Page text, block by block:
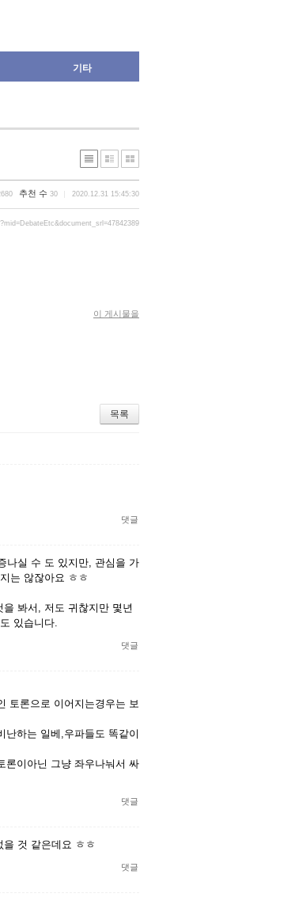
기타
추천 수 30 2020.12.31 15:45:30
이 게시물을
목록
댓글
나실 수 도 있지만, 관심을 가
는 않잖아요 ㅎㅎ
봐서, 저도 귀찮지만 몇년
있습니다.
댓글
토론으로 이어지는경우는 보
난하는 일베,우파들도 똑같이
론이아닌 그냥 좌우나눠서 싸
댓글
것 같은데요 ㅎㅎ
댓글